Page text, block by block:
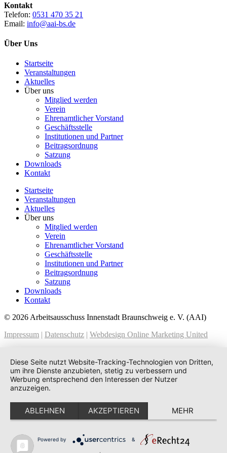
Kontakt
Telefon: 0531 470 35 21
Email: info@aai-bs.de
Über Uns
Startseite
Veranstaltungen
Aktuelles
Über uns
Mitglied werden
Verein
Ehrenamtlicher Vorstand
Geschäftsstelle
Institutionen und Partner
Beitragsordnung
Satzung
Downloads
Kontakt
Startseite
Veranstaltungen
Aktuelles
Über uns
Mitglied werden
Verein
Ehrenamtlicher Vorstand
Geschäftsstelle
Institutionen und Partner
Beitragsordnung
Satzung
Downloads
Kontakt
© 2026 Arbeitsausschuss Innenstadt Braunschweig e. V. (AAI)
Impressum | Datenschutz | Webdesign Online Marketing United
Diese Seite nutzt Website-Tracking-Technologien von Dritten,
um ihre Dienste anzubieten, stetig zu verbessern und
Werbung entsprechend den Interessen der Nutzer
anzuzeigen.
ABLEHNEN AKZEPTIEREN MEHR
Powered by &